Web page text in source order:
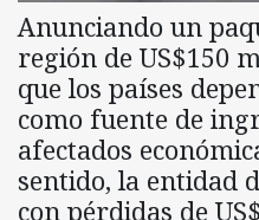
Anunciando un
región de US$150
que los países
como fuente de
afectados
sentido, la entidad
con pérdidas de